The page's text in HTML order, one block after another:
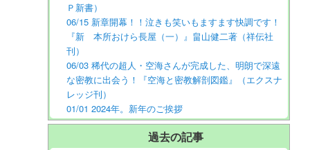
Ｐ新書）
06/15 新章開幕！！泣きも笑いもますます快調です！
『新 本所おけら長屋（一）』畠山健二著（祥伝社
刊）
06/03 稀代の超人・空海さんが完成した、明朗で深遠
な密教に出会う！『空海と密教解剖図鑑』（エクスナ
レッジ刊）
01/01 2024年。新年のご挨拶
過去の記事